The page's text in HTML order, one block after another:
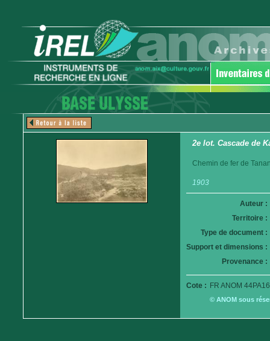
2e lot. Cascade de
Chemin de fer de
1903
Auteur :
Territoire :
Type de document :
Support et dimensions :
Provenance :
Cote : FR ANOM
© ANOM sous